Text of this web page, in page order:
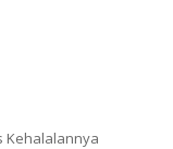
Kehalalannya